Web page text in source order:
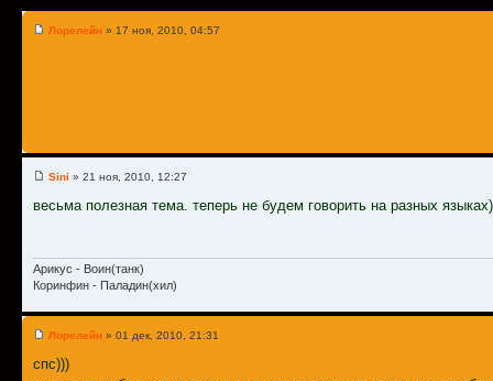
Лорелейн » 17 ноя, 2010, 04:57
Sini » 21 ноя, 2010, 12:27
весьма полезная тема. теперь не будем говорить на разных языках)
Арикус - Воин(танк)
Коринфин - Паладин(хил)
Лорелейн » 01 дек, 2010, 21:31
спс)))